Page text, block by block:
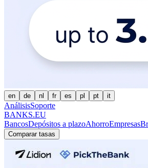
en de nl fr es pl pt it
AnálisisSoporte
BANKS.EU
BancosDepósitos a plazoAhorroEmpresas
Comparar tasas